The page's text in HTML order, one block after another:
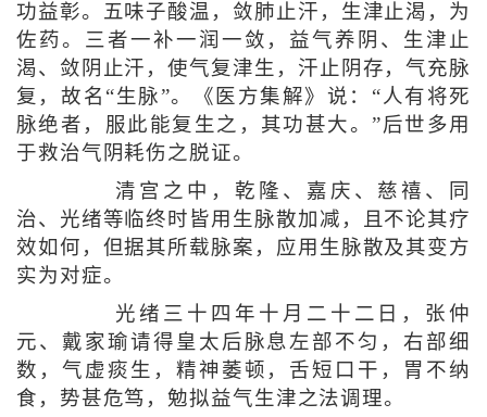
功益彰。五味子酸温，敛肺止汗，生津止渴，为
佐药。三者一补一润一敛，益气养阴、生津止
渴、敛阴止汗，使气复津生，汗止阴存，气充脉
复，故名“生脉”。《医方集解》说：“人有将死
脉绝者，服此能复生之，其功甚大。”后世多用
于救治气阴耗伤之脱证。
清宫之中，乾隆、嘉庆、慈禧、同
治、光绪等临终时皆用生脉散加减，且不论其疗
效如何，但据其所载脉案，应用生脉散及其变方
实为对症。
光绪三十四年十月二十二日，张仲
元、戴家瑜请得皇太后脉息左部不匀，右部细
数，气虚痰生，精神萎顿，舌短口干，胃不纳
食，势甚危笃，勉拟益气生津之法调理。